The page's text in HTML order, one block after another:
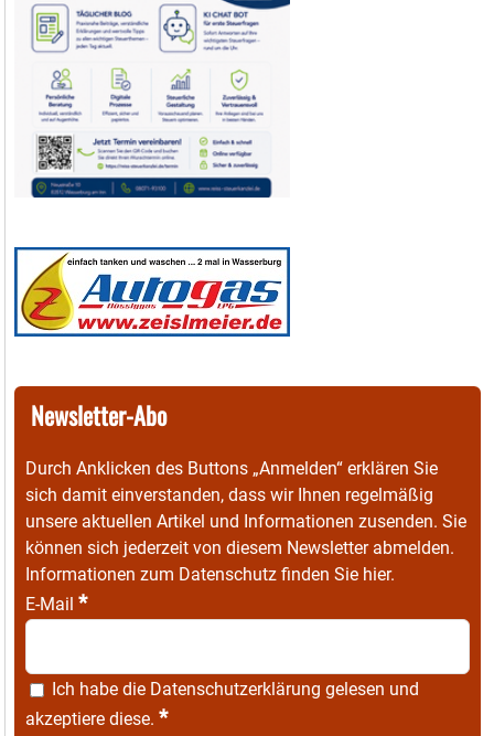
Newsletter-Abo
Durch Anklicken des Buttons „Anmelden“ erklären Sie
sich damit einverstanden, dass wir Ihnen regelmäßig
unsere aktuellen Artikel und Informationen zusenden. Sie
können sich jederzeit von diesem Newsletter abmelden.
Informationen zum Datenschutz finden Sie hier.
E-Mail *
Ich habe die Datenschutzerklärung gelesen und
akzeptiere diese. *